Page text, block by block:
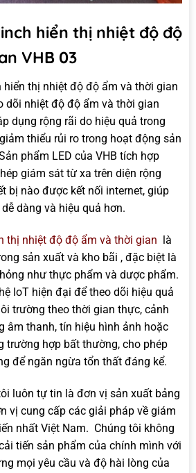
inch hiển thị nhiệt độ độ
VHB 03
hiển thị nhiệt độ độ ẩm và thời gian
dõi nhiệt độ độ ẩm và thời gian
dụng rộng rãi do hiệu quả trong
thiểu rủi ro trong hoạt động sản
phẩm LED của VHB tích hợp
giám sát từ xa trên diện rộng
bị nào được kết nối internet, giúp
dàng và hiệu quả hơn.
thị nhiệt độ độ ẩm và thời gian là
sản xuất và kho bãi , đặc biệt là
như thực phẩm và dược phẩm.
IoT hiện đại để theo dõi hiệu quả
trường theo thời gian thực, cảnh
âm thanh, tín hiệu hình ảnh hoặc
trường hợp bất thường, cho phép
để ngăn ngừa tổn thất đáng kể.
luôn tự tin là đơn vị sản xuất bảng
vị cung cấp các giải pháp về giám
nhất Việt Nam. Chúng tôi không
tiến sản phẩm của chính mình với
mọi yêu cầu và độ hài lòng của